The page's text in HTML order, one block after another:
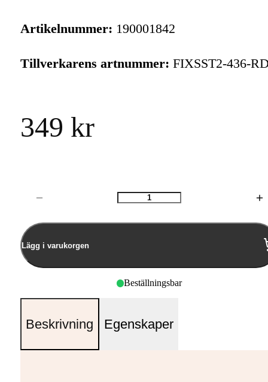
Artikelnummer: 190001842
Tillverkarens artnummer: FIXSST2-436-
349 kr
Antal
Lägg i varukorgen
Beställningsbar
Beskrivning Egenskaper